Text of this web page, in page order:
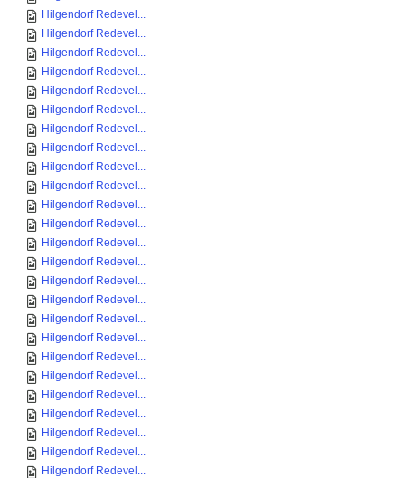
Hilgendorf Redevel...
Hilgendorf Redevel...
Hilgendorf Redevel...
Hilgendorf Redevel...
Hilgendorf Redevel...
Hilgendorf Redevel...
Hilgendorf Redevel...
Hilgendorf Redevel...
Hilgendorf Redevel...
Hilgendorf Redevel...
Hilgendorf Redevel...
Hilgendorf Redevel...
Hilgendorf Redevel...
Hilgendorf Redevel...
Hilgendorf Redevel...
Hilgendorf Redevel...
Hilgendorf Redevel...
Hilgendorf Redevel...
Hilgendorf Redevel...
Hilgendorf Redevel...
Hilgendorf Redevel...
Hilgendorf Redevel...
Hilgendorf Redevel...
Hilgendorf Redevel...
Hilgendorf Redevel...